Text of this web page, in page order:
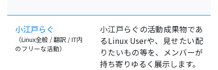
小江戸らぐ
（Linux全般 / 翻訳 / IT内
のフリーな活動）
小江戸らぐの活動成果物であ
るLinux Userや、見せたい配
りたいもの等を、メンバーが
持ち寄りゆるく展示します。